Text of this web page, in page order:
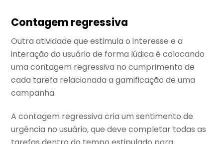
Contagem regressiva
Outra atividade que estimula o interesse e a
interação do usuário de forma lúdica é colocando
uma contagem regressiva no cumprimento de
cada tarefa relacionada a gamificação de uma
campanha.
A contagem regressiva cria um sentimento de
urgência no usuário, que deve completar todas as